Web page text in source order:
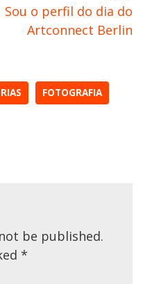
Sou o perfil do dia do
Artconnect Berlin
FOTOGRAFIA
be published.
*